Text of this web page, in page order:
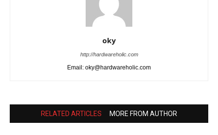
oky
http://hardwareholic.com
Email: oky@hardwareholic.com
RELATED ARTICLES MORE FROM AUTHOR